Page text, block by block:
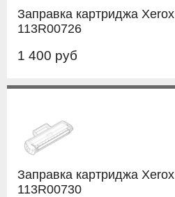
Заправка картриджа Xerox
113R00726
1 400 руб
Заправка картриджа Xerox
113R00730